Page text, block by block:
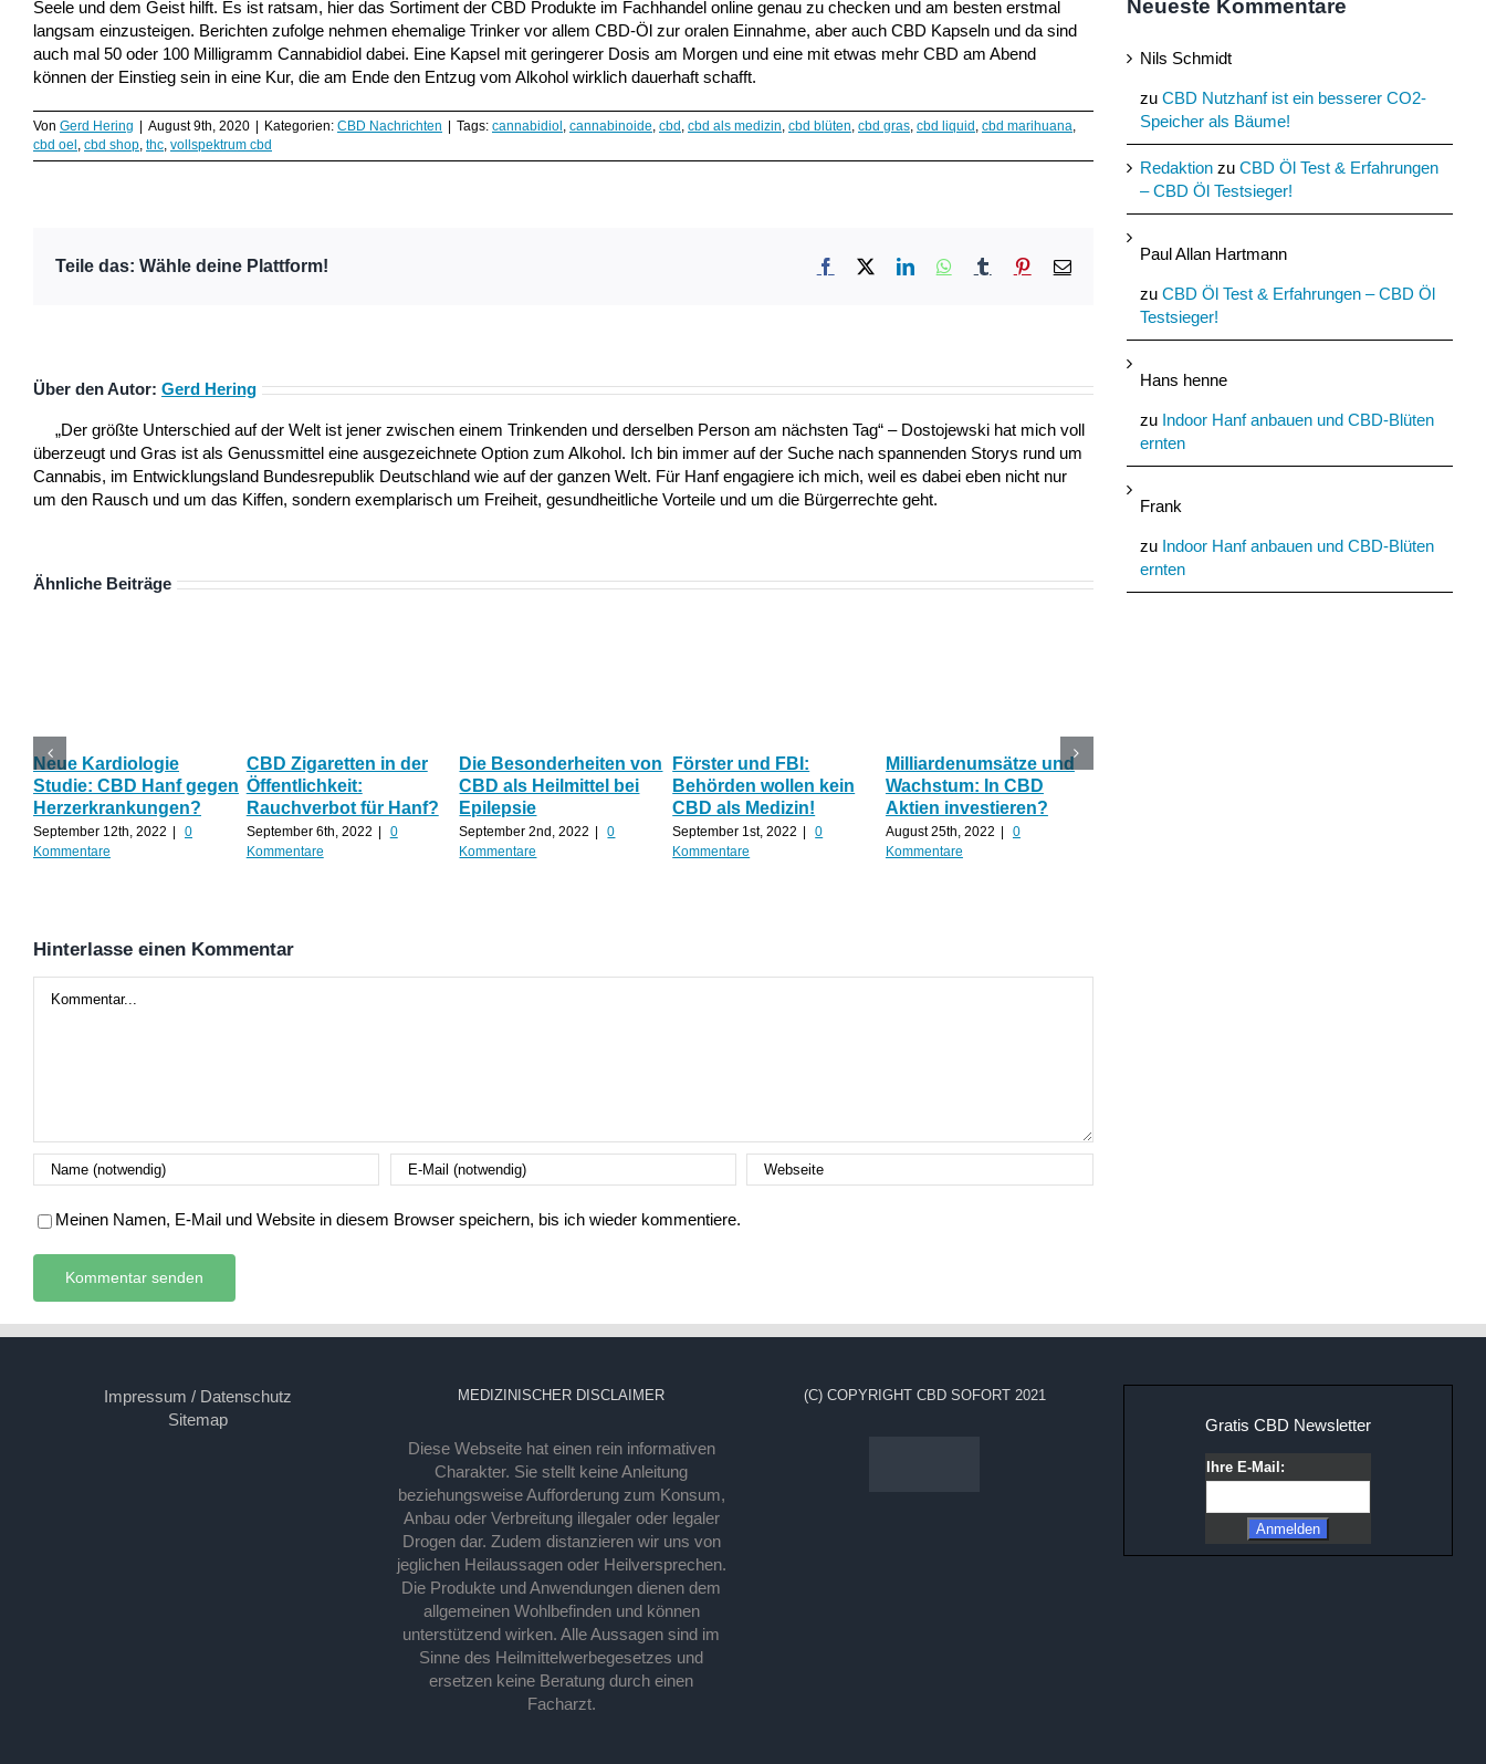
Seele und dem Geist hilft. Es ist ratsam, hier das Sortiment der CBD Produkte im Fachhandel online genau zu checken und am besten erstmal
langsam einzusteigen. Berichten zufolge nehmen ehemalige Trinker vor allem CBD-Öl zur oralen Einnahme, aber auch CBD Kapseln und da sind
auch mal 50 oder 100 Milligramm Cannabidiol dabei. Eine Kapsel mit geringerer Dosis am Morgen und eine mit etwas mehr CBD am Abend
können der Einstieg sein in eine Kur, die am Ende den Entzug vom Alkohol wirklich dauerhaft schafft.
Von Gerd Hering | August 9th, 2020 | Kategorien: CBD Nachrichten | Tags: cannabidiol cannabinoide cbd cbd als medizin cbd blüten cbd gras cbd liquid cbd marihuana
cbd oel cbd shop thc vollspektrum cbd
Teile das: Wähle deine Plattform! Facebook
X LinkedInWhatsApp
TumblrPinterest
E-
Über den Autor: Gerd Hering
„Der größte Unterschied auf der Welt ist jener zwischen einem Trinkenden und derselben Person am nächsten Tag“ – Dostojewski hat mich voll
überzeugt und Gras ist als Genussmittel eine ausgezeichnete Option zum Alkohol. Ich bin immer auf der Suche nach spannenden Storys rund um
Cannabis, im Entwicklungsland Bundesrepublik Deutschland wie auf der ganzen Welt. Für Hanf engagiere ich mich, weil es dabei eben nicht nur
um den Rausch und um das Kiffen, sondern exemplarisch um Freiheit, gesundheitliche Vorteile und um die Bürgerrechte geht.
Ähnliche Beiträge
Neue Kardiologie
Studie: CBD Hanf gegen
Herzerkrankungen?
September 12th, 2022
0
Kommentare
CBD Zigaretten in der
Öffentlichkeit:
Rauchverbot für Hanf?
September 6th, 2022
0
Kommentare
Die Besonderheiten von
CBD als Heilmittel bei
Epilepsie
September 2nd, 2022
0
Kommentare
Förster und FBI:
Behörden wollen kein
CBD als Medizin!
September 1st, 2022
0
Kommentare
Milliardenumsätze und
Wachstum: In CBD
Aktien investieren?
August 25th, 2022
0
Kommentare
Hinterlasse einen Kommentar
Meinen Namen, E-Mail und Website in diesem Browser speichern, bis ich wieder kommentiere.
Neueste Kommentare
Nils Schmidt
zu CBD Nutzhanf ist ein besserer CO2-
Speicher als Bäume!
Redaktion zu CBD Öl Test & Erfahrungen
– CBD Öl Testsieger!
Paul Allan Hartmann
zu CBD Öl Test & Erfahrungen – CBD Öl
Testsieger!
Hans henne
zu Indoor Hanf anbauen und CBD-Blüten
ernten
Frank
zu Indoor Hanf anbauen und CBD-Blüten
ernten
Impressum / Datenschutz
Sitemap
MEDIZINISCHER DISCLAIMER
Diese Webseite hat einen rein informativen
Charakter. Sie stellt keine Anleitung
beziehungsweise Aufforderung zum Konsum,
Anbau oder Verbreitung illegaler oder legaler
Drogen dar. Zudem distanzieren wir uns von
jeglichen Heilaussagen oder Heilversprechen.
Die Produkte und Anwendungen dienen dem
allgemeinen Wohlbefinden und können
unterstützend wirken. Alle Aussagen sind im
Sinne des Heilmittelwerbegesetzes und
ersetzen keine Beratung durch einen
Facharzt.
(C) COPYRIGHT CBD SOFORT 2021
Gratis CBD Newsletter
Ihre E-Mail: